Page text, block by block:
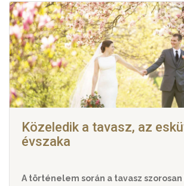
Közeledik a tavasz, az
évszaka
A történelem során a tavasz